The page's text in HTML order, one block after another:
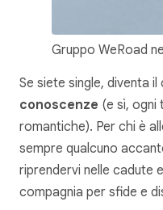
Gruppo WeRoad
Se siete single, diventa
conoscenze (e sì, ogni
romantiche). Per chi è
sempre qualcuno
riprendervi nelle cadute
compagnia per sfide e